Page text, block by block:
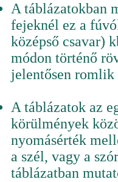
A táblázatokban
fejeknél ez a
középső csavar)
módon történő
jelentősen romlik
A táblázatok az
körülmények
nyomásérték
a szél, vagy a
táblázatban